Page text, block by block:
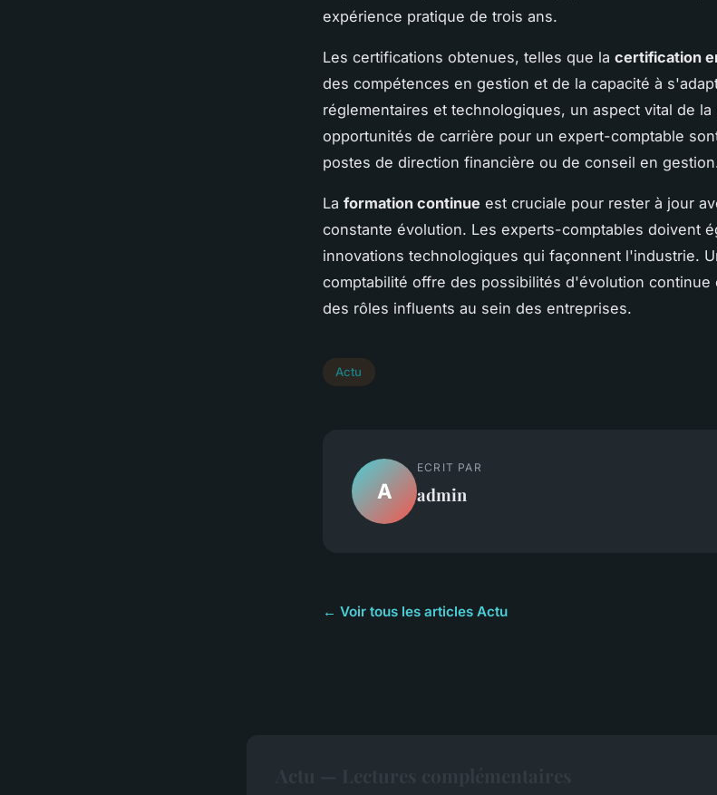
expérience pratique de trois ans.
Les certifications obtenues, telles que la certification
des compétences en gestion et de la capacité à
réglementaires et technologiques, un aspect vital de
opportunités de carrière pour un expert-comptable
postes de direction financière ou de conseil en
La formation continue est cruciale pour rester à jour
constante évolution. Les experts-comptables doivent
innovations technologiques qui façonnent l'industrie.
comptabilité offre des possibilités d'évolution continue
des rôles influents au sein des entreprises.
Actu
A
ECRIT PAR
admin
← Voir tous les articles Actu